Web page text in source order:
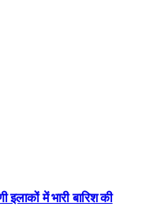
इलाकों में भारी बारिश की